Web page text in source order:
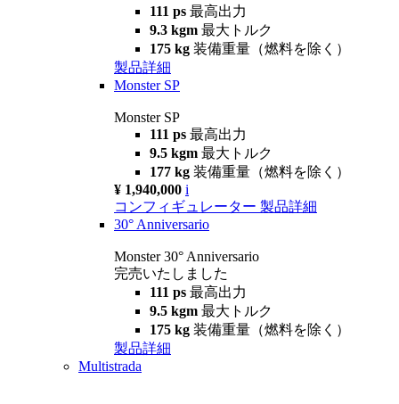
111 ps 最高出力
9.3 kgm 最大トルク
175 kg 装備重量（燃料を除く）
製品詳細
Monster SP
Monster SP
111 ps 最高出力
9.5 kgm 最大トルク
177 kg 装備重量（燃料を除く）
¥ 1,940,000 i
コンフィギュレーター 製品詳細
30° Anniversario
Monster 30° Anniversario
完売いたしました
111 ps 最高出力
9.5 kgm 最大トルク
175 kg 装備重量（燃料を除く）
製品詳細
Multistrada